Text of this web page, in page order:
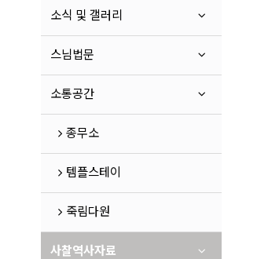
소식 및 갤러리
스님법문
소통공간
종무소
템플스테이
죽림다원
사찰역사자료